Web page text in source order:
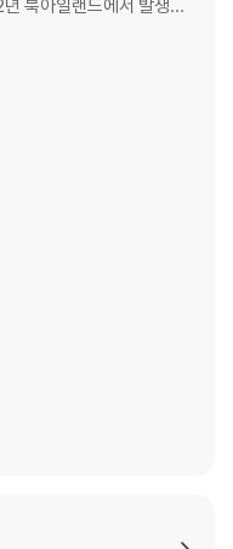
북아일랜드에서 발생한
트’ 등 세계 주요 사건의
을 취재하다 스파이 혐의